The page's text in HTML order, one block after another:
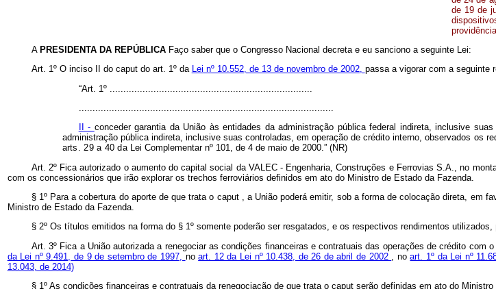
de 19 de
A PRESIDENTA DA REPÚBLICA Faço saber que o Congresso Nacional decreta e eu sanciono a seguinte Lei:
Art. 1º O inciso II do caput do art. 1º da Lei nº 10.552, de 13 de novembro de 2002, passa a vigorar com a seguinte
“Art. 1º ..........................................................................
II - conceder garantia da União às entidades da administração pública federal indireta, inclusive
administração pública indireta, inclusive suas controladas, em operação de crédito interno, observados os
arts. 29 a 40 da Lei Complementar nº 101, de 4 de maio de 2000.” (NR)
Art. 2º Fica autorizado o aumento do capital social da VALEC - Engenharia, Construções e Ferrovias S.A., no
com os concessionários que irão explorar os trechos ferroviários definidos em ato do Ministro de Estado da Fazenda.
§ 1º Para a cobertura do aporte de que trata o caput
, a União poderá emitir, sob a forma de colocação direta, em
Ministro de Estado da Fazenda.
§ 2º Os títulos emitidos na forma do § 1º somente poderão ser resgatados, e os respectivos rendimentos
Art. 3º Fica a União autorizada a renegociar as condições financeiras e contratuais das operações de crédito
da Lei nº 9.491, de 9 de setembro de 1997, noart. 12 da Lei nº 10.438, de 26 de abril de 2002 , noart. 1º da Lei nº
13.043, de 2014)
§ 1º As condições financeiras e contratuais da renegociação de que trata o caput serão definidas em ato do